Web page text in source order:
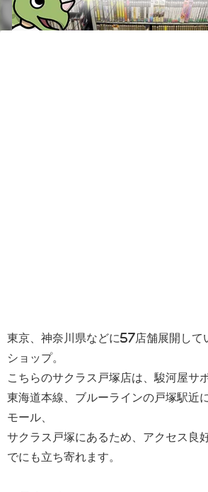
東京、神奈川県などに57店舗展開して
ショップ。
こちらのサクラス戸塚店は、駿河屋サ
東海道本線、ブルーラインの戸塚駅近
モール、
サクラス戸塚にあるため、アクセス良
でにも立ち寄れます。